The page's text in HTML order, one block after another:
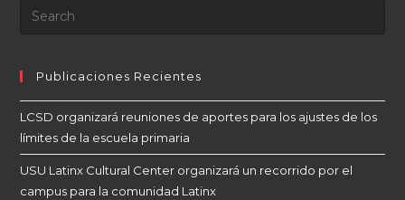
Publicaciones Recientes
LCSD organizará reuniones de aportes para los ajustes de los
límites de la escuela primaria
USU Latinx Cultural Center organizará un recorrido por el
campus para la comunidad Latinx